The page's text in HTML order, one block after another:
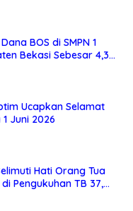
BOS di SMPN 1
Bekasi Sebesar 4,3
Ucapkan Selamat
Juni 2026
Hati Orang Tua
Pengukuhan TB 37,